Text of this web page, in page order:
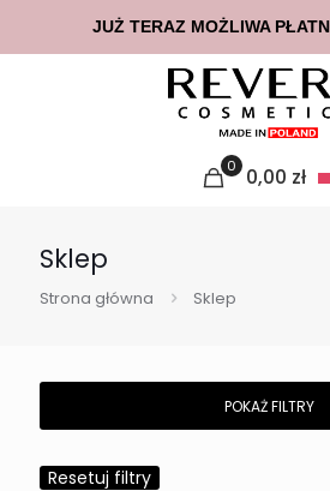
0 0,00 zł
Sklep
Strona główna Sklep
Resetuj filtry
JUŻ TERAZ MOŻLIWA